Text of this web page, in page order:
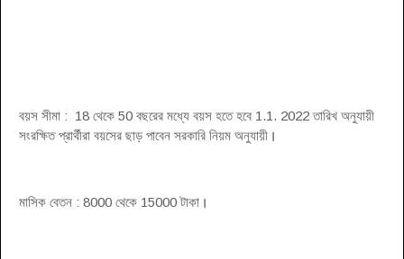
বয়স সীমা : 18 থেকে 50 বছরের মধ্যে বয়স হতে হবে 1.1. 2022 তারিখ অনুযায়ী
সংরক্ষিত প্রার্থীরা বয়সের ছাড় পাবেন সরকারি নিয়ম অনুযায়ী ।
মাসিক বেতন : 8000 থেকে 15000 টাকা ।